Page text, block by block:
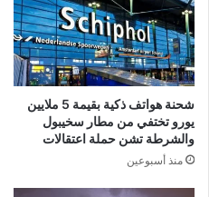
شحنة هواتف ذكية بقيمة 5 ملايين
يورو تختفي من مطار سخيبول
والشرطة تشن حملة اعتقالات
منذ أسبوعين